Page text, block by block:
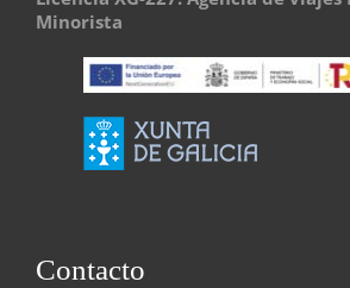
Minorista
Contacto